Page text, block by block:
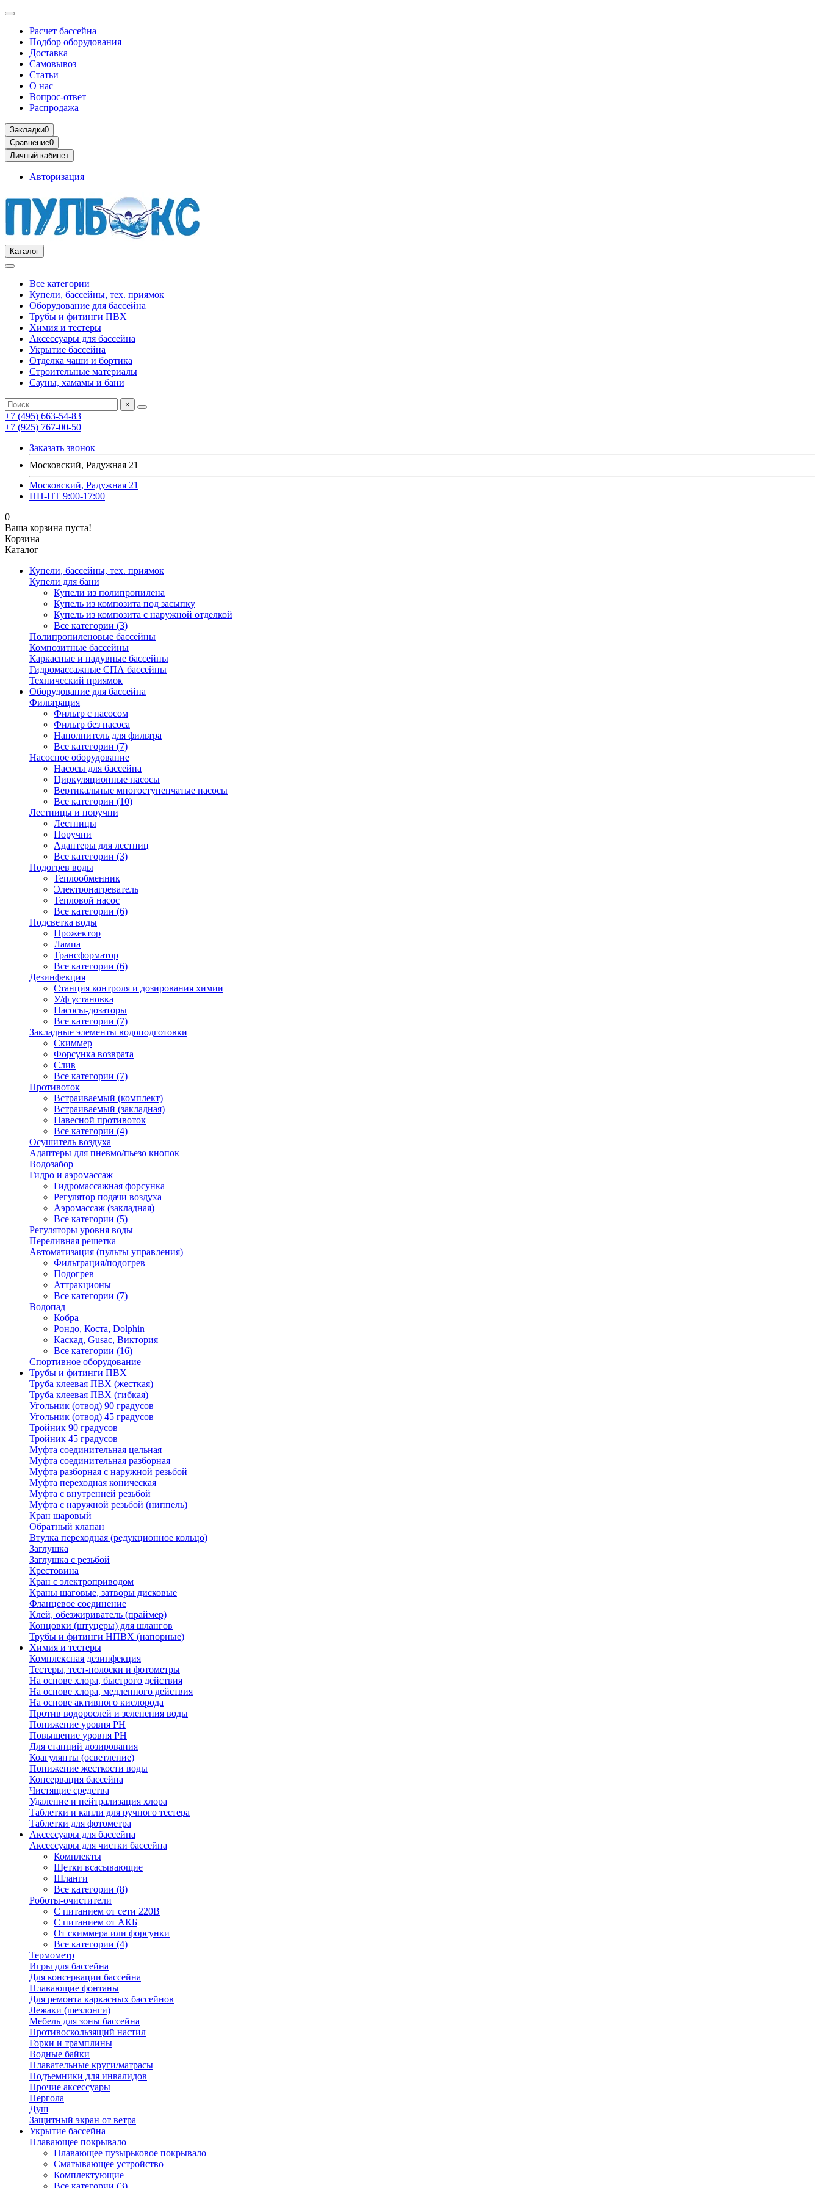
Расчет бассейна
Подбор оборудования
Доставка
Самовывоз
Статьи
О нас
Вопрос-ответ
Распродажа
Закладки0
Сравнение0
Личный кабинет
Авторизация
Каталог
Все категории
Купели, бассейны, тех. приямок
Оборудование для бассейна
Трубы и фитинги ПВХ
Химия и тестеры
Аксессуары для бассейна
Укрытие бассейна
Отделка чаши и бортика
Строительные материалы
Сауны, хамамы и бани
×
+7 (495) 663-54-83
+7 (925) 767-00-50
Заказать звонок
Московский, Радужная 21
Московский, Радужная 21
ПН-ПТ 9:00-17:00
0
Ваша корзина пуста!
Корзина
Каталог
Купели, бассейны, тех. приямок
Купели для бани
Купели из полипропилена
Купель из композита под засыпку
Купель из композита с наружной отделкой
Все категории (3)
Полипропиленовые бассейны
Композитные бассейны
Каркасные и надувные бассейны
Гидромассажные СПА бассейны
Технический приямок
Оборудование для бассейна
Фильтрация
Фильтр с насосом
Фильтр без насоса
Наполнитель для фильтра
Все категории (7)
Насосное оборудование
Насосы для бассейна
Циркуляционные насосы
Вертикальные многоступенчатые насосы
Все категории (10)
Лестницы и поручни
Лестницы
Поручни
Адаптеры для лестниц
Все категории (3)
Подогрев воды
Теплообменник
Электронагреватель
Тепловой насос
Все категории (6)
Подсветка воды
Прожектор
Лампа
Трансформатор
Все категории (6)
Дезинфекция
Станция контроля и дозирования химии
У/ф установка
Насосы-дозаторы
Все категории (7)
Закладные элементы водоподготовки
Скиммер
Форсунка возврата
Слив
Все категории (7)
Противоток
Встраиваемый (комплект)
Встраиваемый (закладная)
Навесной противоток
Все категории (4)
Осушитель воздуха
Адаптеры для пневмо/пьезо кнопок
Водозабор
Гидро и аэромассаж
Гидромассажная форсунка
Регулятор подачи воздуха
Аэромассаж (закладная)
Все категории (5)
Регуляторы уровня воды
Переливная решетка
Автоматизация (пульты управления)
Фильтрация/подогрев
Подогрев
Аттракционы
Все категории (7)
Водопад
Кобра
Рондо, Коста, Dolphin
Каскад, Gusac, Виктория
Все категории (16)
Спортивное оборудование
Трубы и фитинги ПВХ
Труба клеевая ПВХ (жесткая)
Труба клеевая ПВХ (гибкая)
Угольник (отвод) 90 градусов
Угольник (отвод) 45 градусов
Тройник 90 градусов
Тройник 45 градусов
Муфта соединительная цельная
Муфта соединительная разборная
Муфта разборная с наружной резьбой
Муфта переходная коническая
Муфта с внутренней резьбой
Муфта с наружной резьбой (ниппель)
Кран шаровый
Обратный клапан
Втулка переходная (редукционное кольцо)
Заглушка
Заглушка с резьбой
Крестовина
Кран с электроприводом
Краны шаговые, затворы дисковые
Фланцевое соединение
Клей, обезжириватель (праймер)
Концовки (штуцеры) для шлангов
Трубы и фитинги НПВХ (напорные)
Химия и тестеры
Комплексная дезинфекция
Тестеры, тест-полоски и фотометры
На основе хлора, быстрого действия
На основе хлора, медленного действия
На основе активного кислорода
Против водорослей и зеленения воды
Понижение уровня РН
Повышение уровня РН
Для станций дозирования
Коагулянты (осветление)
Понижение жесткости воды
Консервация бассейна
Чистящие средства
Удаление и нейтрализация хлора
Таблетки и капли для ручного тестера
Таблетки для фотометра
Аксессуары для бассейна
Аксессуары для чистки бассейна
Комплекты
Щетки всасывающие
Шланги
Все категории (8)
Роботы-очистители
С питанием от сети 220В
С питанием от АКБ
От скиммера или форсунки
Все категории (4)
Термометр
Игры для бассейна
Для консервации бассейна
Плавающие фонтаны
Для ремонта каркасных бассейнов
Лежаки (шезлонги)
Мебель для зоны бассейна
Противоскользящий настил
Горки и трамплины
Водные байки
Плавательные круги/матрасы
Подъемники для инвалидов
Прочие аксессуары
Пергола
Душ
Защитный экран от ветра
Укрытие бассейна
Плавающее покрывало
Плавающее пузырьковое покрывало
Сматывающее устройство
Комплектующие
Все категории (3)